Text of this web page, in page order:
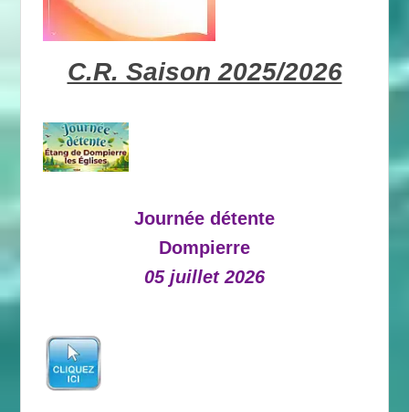
C.R. Saison 2025/2026
Journée détente
Dompierre
05 juillet 2026